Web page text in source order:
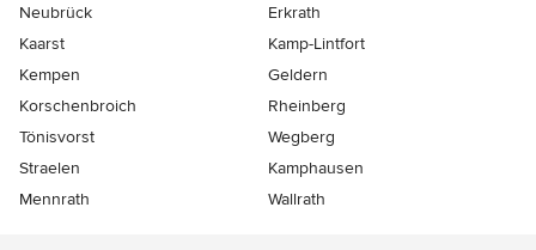
Neubrück
Erkrath
Kaarst
Kamp-Lintfort
Kempen
Geldern
Korschenbroich
Rheinberg
Tönisvorst
Wegberg
Straelen
Kamphausen
Mennrath
Wallrath